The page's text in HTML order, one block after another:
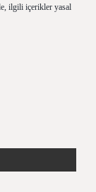
ilgili içerikler yasal